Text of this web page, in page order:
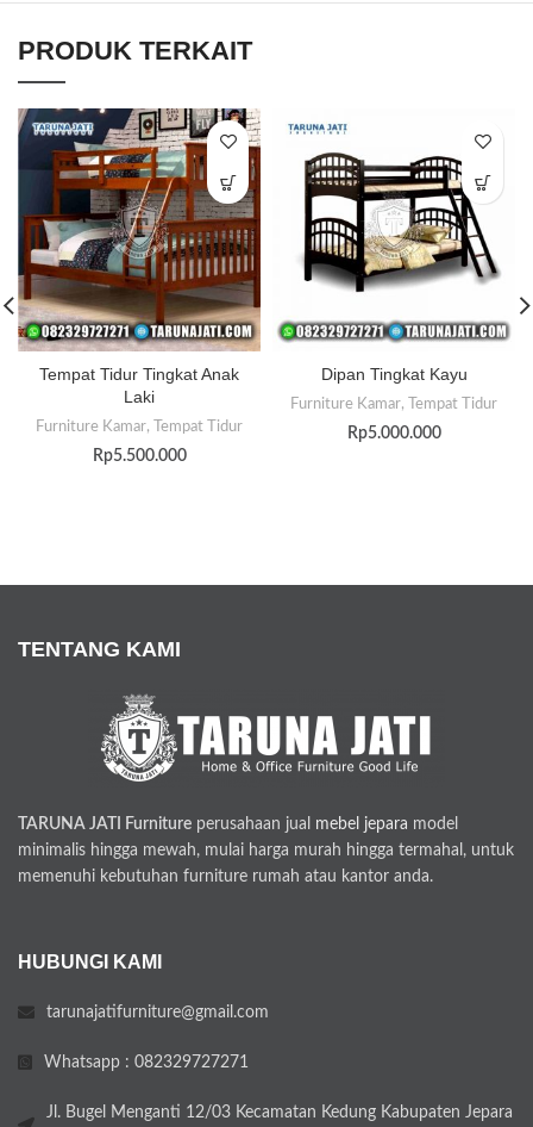
PRODUK TERKAIT
Tempat Tidur Tingkat Anak
Laki
Furniture Kamar,
Tempat Tidur
Rp5.500.000
Dipan Tingkat Kayu
Furniture Kamar,
Tempat Tidur
Rp5.000.000
TENTANG KAMI
TARUNA JATI Furniture perusahaan jual mebel jepara model
minimalis hingga mewah, mulai harga murah hingga termahal, untuk
memenuhi kebutuhan furniture rumah atau kantor anda.
HUBUNGI KAMI
tarunajatifurniture@gmail.com
Whatsapp : 082329727271
Jl. Bugel Menganti 12/03 Kecamatan Kedung Kabupaten Jepara